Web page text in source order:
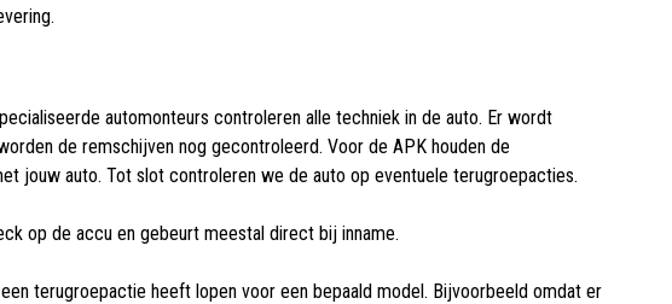
automonteurs controleren alle techniek in de auto. Er wordt
de remschijven nog gecontroleerd. Voor de APK houden de
jouw auto. Tot slot controleren we de auto op eventuele terugroepacties.
op de accu en gebeurt meestal direct bij inname.
terugroepactie heeft lopen voor een bepaald model. Bijvoorbeeld omdat er